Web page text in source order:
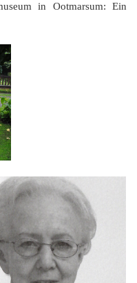
in Ootmarsum: Ein